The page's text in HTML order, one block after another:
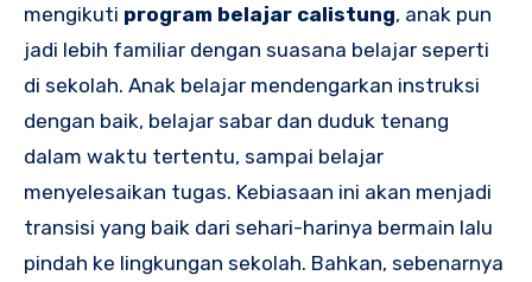
mengikuti program belajar calistung, anak pun
jadi lebih familiar dengan suasana belajar seperti
di sekolah. Anak belajar mendengarkan instruksi
dengan baik, belajar sabar dan duduk tenang
dalam waktu tertentu, sampai belajar
menyelesaikan tugas. Kebiasaan ini akan menjadi
transisi yang baik dari sehari-harinya bermain lalu
pindah ke lingkungan sekolah. Bahkan, sebenarnya